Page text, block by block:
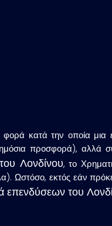
κατά την οποία μια
προσφορά), αλλά
Λονδίνου, το
Ωστόσο, εκτός εάν
επενδύσεων του